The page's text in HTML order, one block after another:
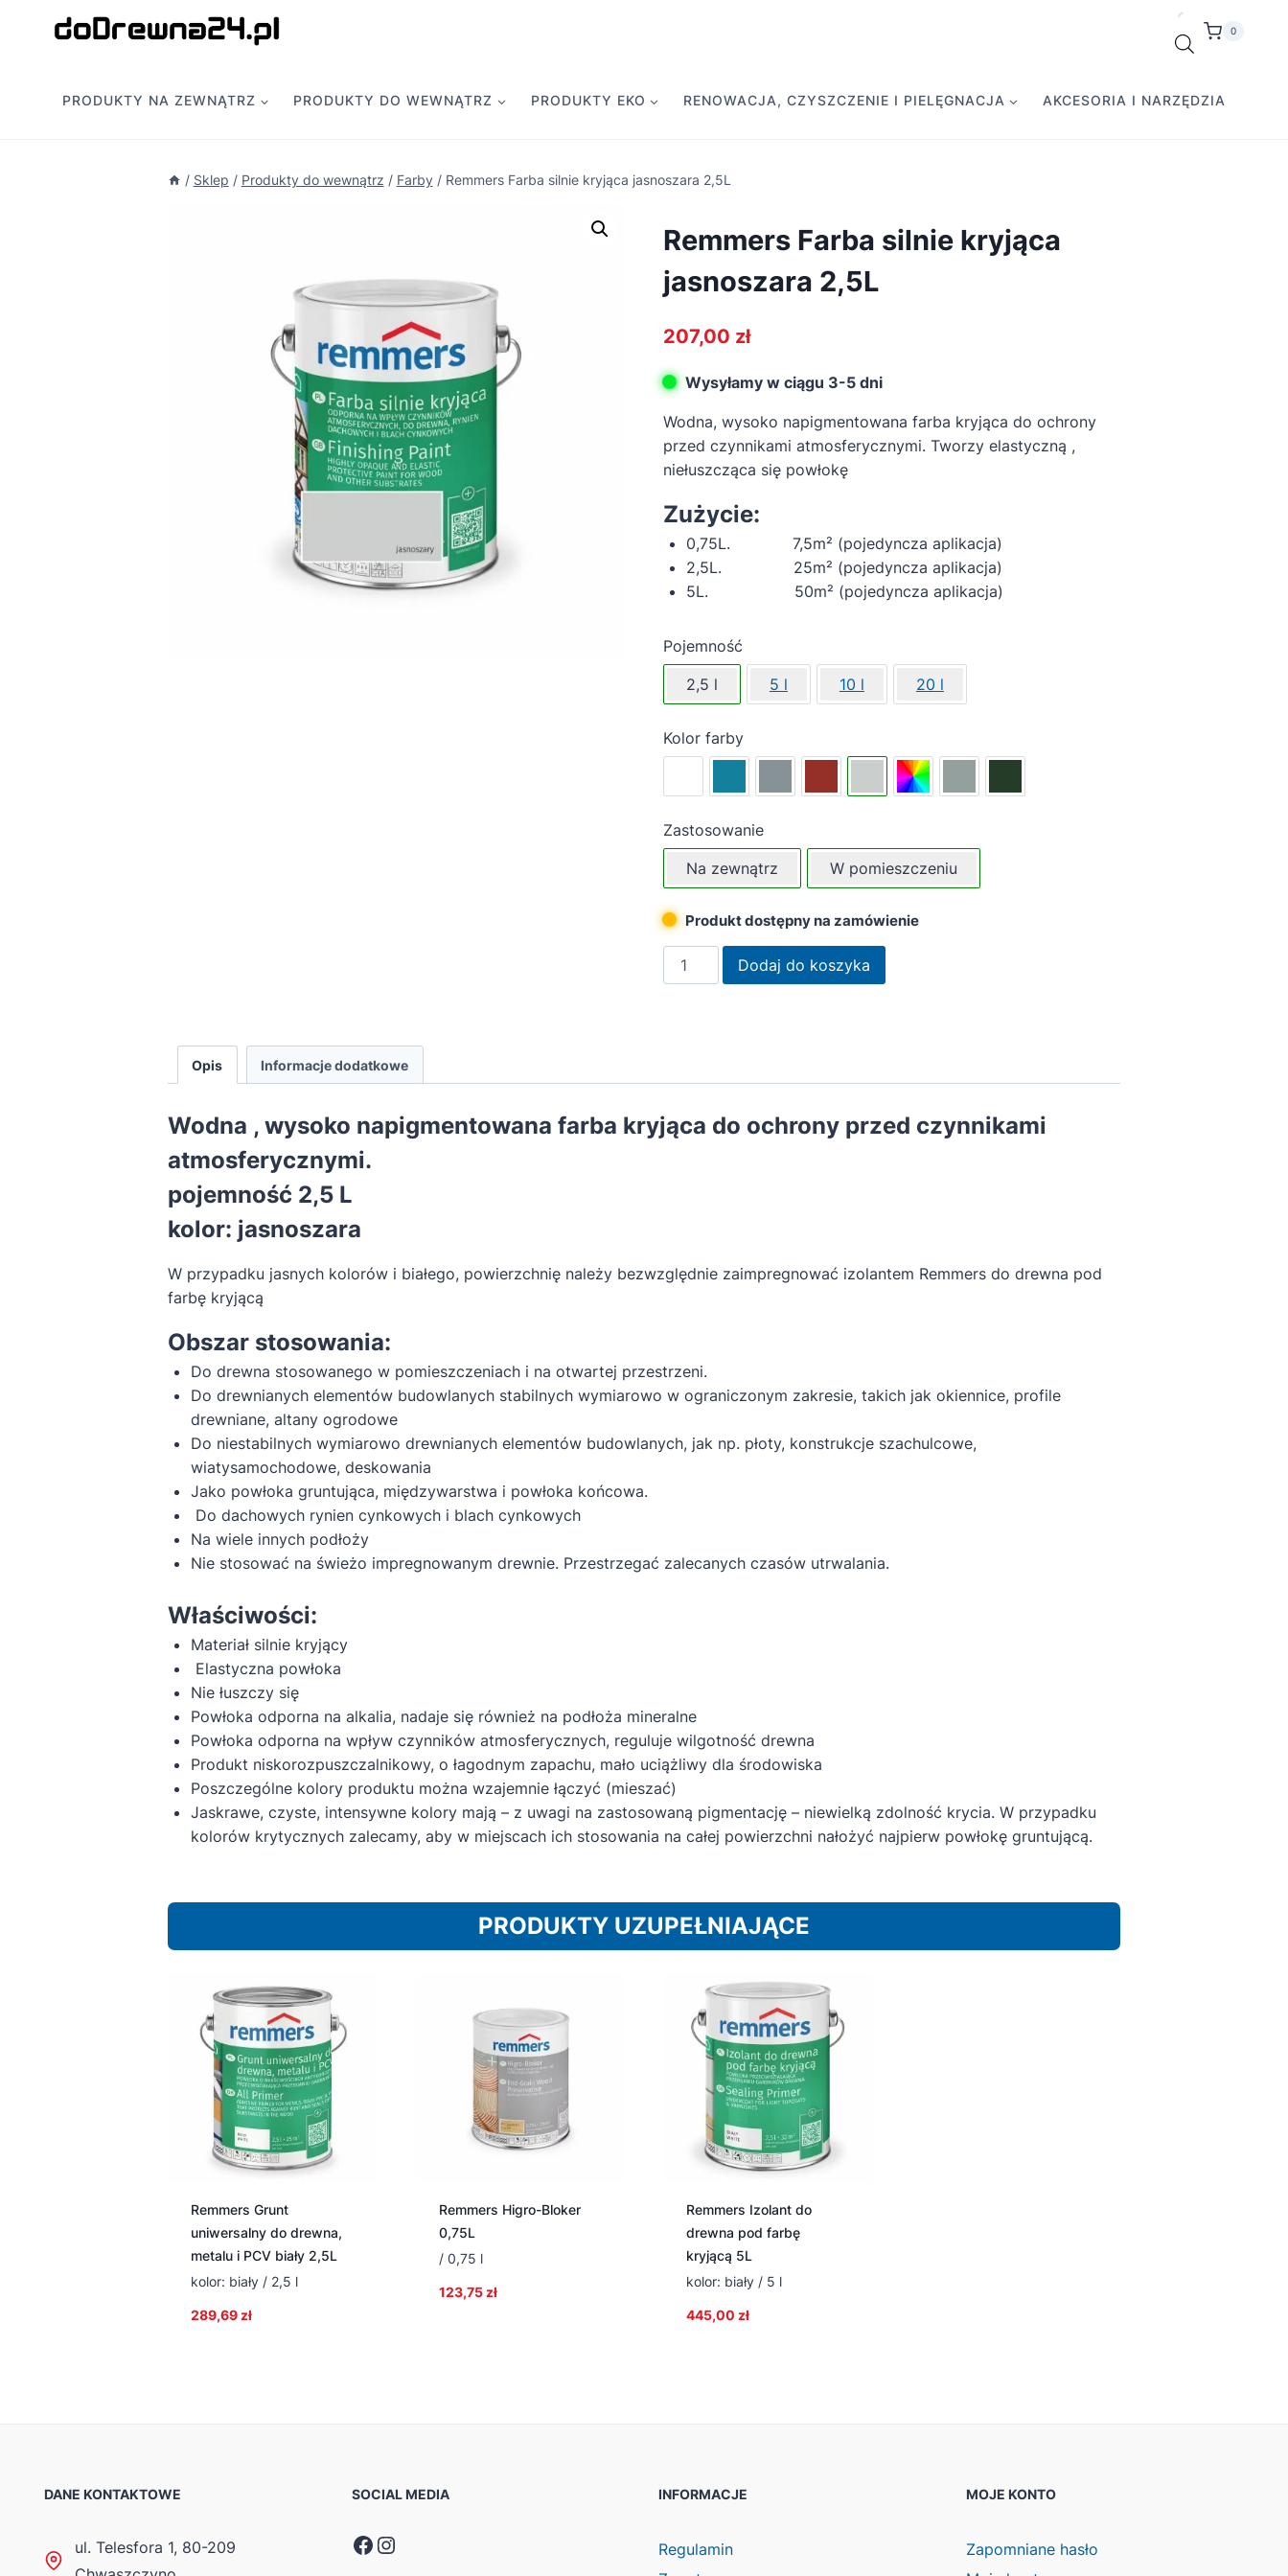
0
PRODUKTY NA ZEWNĄTRZ PRODUKTY DO WEWNĄTRZ PRODUKTY EKO RENOWACJA, CZYSZCZENIE I PIELĘGNACJA AKCESORIA I NARZĘDZIA
/ Sklep / Produkty do wewnątrz / Farby / Remmers Farba silnie kryjąca jasnoszara 2,5L
Remmers Farba silnie kryjąca
jasnoszara 2,5L
207,00 zł
Wysyłamy w ciągu 3-5 dni
Wodna, wysoko napigmentowana farba kryjąca do ochrony
przed czynnikami atmosferycznymi. Tworzy elastyczną ,
niełuszcząca się powłokę
Zużycie:
0,75L. 7,5m² (pojedyncza aplikacja)
2,5L. 25m² (pojedyncza aplikacja)
5L. 50m² (pojedyncza aplikacja)
Pojemność
2,5 l
5 l 10 l 20 l
Kolor farby
Zastosowanie
Na zewnątrz
W pomieszczeniu
Produkt dostępny na zamówienie
ilość
Remmers
Dodaj do koszyka
Opis Informacje dodatkowe
Wodna , wysoko napigmentowana farba kryjąca do ochrony przed czynnikami
atmosferycznymi.
pojemność 2,5 L
kolor: jasnoszara
W przypadku jasnych kolorów i białego, powierzchnię należy bezwzględnie zaimpregnować izolantem Remmers do drewna pod
farbę kryjącą
Obszar stosowania:
Do drewna stosowanego w pomieszczeniach i na otwartej przestrzeni.
Do drewnianych elementów budowlanych stabilnych wymiarowo w ograniczonym zakresie, takich jak okiennice, profile
drewniane, altany ogrodowe
Do niestabilnych wymiarowo drewnianych elementów budowlanych, jak np. płoty, konstrukcje szachulcowe,
wiatysamochodowe, deskowania
Jako powłoka gruntująca, międzywarstwa i powłoka końcowa.
Do dachowych rynien cynkowych i blach cynkowych
Na wiele innych podłoży
Nie stosować na świeżo impregnowanym drewnie. Przestrzegać zalecanych czasów utrwalania.
Właściwości:
Materiał silnie kryjący
Elastyczna powłoka
Nie łuszczy się
Powłoka odporna na alkalia, nadaje się również na podłoża mineralne
Powłoka odporna na wpływ czynników atmosferycznych, reguluje wilgotność drewna
Produkt niskorozpuszczalnikowy, o łagodnym zapachu, mało uciążliwy dla środowiska
Poszczególne kolory produktu można wzajemnie łączyć (mieszać)
Jaskrawe, czyste, intensywne kolory mają – z uwagi na zastosowaną pigmentację – niewielką zdolność krycia. W przypadku
kolorów krytycznych zalecamy, aby w miejscach ich stosowania na całej powierzchni nałożyć najpierw powłokę gruntującą.
PRODUKTY UZUPEŁNIAJĄCE
Remmers Grunt
uniwersalny do drewna,
metalu i PCV biały 2,5L
kolor: biały / 2,5 l
289,69zł
Remmers Higro-Bloker
0,75L
/ 0,75 l
123,75zł
Remmers Izolant do
drewna pod farbę
kryjącą 5L
kolor: biały / 5 l
445,00 zł
DANE KONTAKTOWE
ul. Telesfora 1, 80-209
SOCIAL MEDIA
Facebook
Instagram
INFORMACJE
Regulamin
MOJE KONTO
Zapomniane hasło